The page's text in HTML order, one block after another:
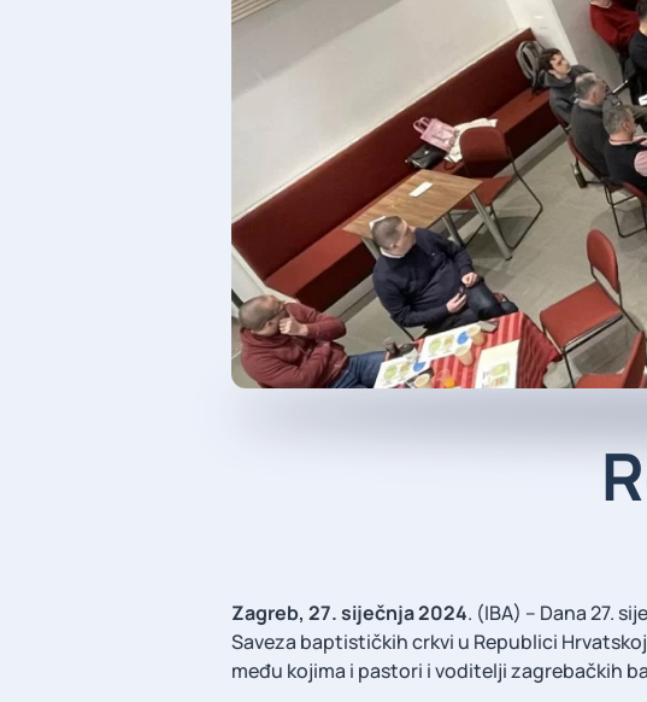
Zagreb, 27. siječnja 2024. (IBA) – Dana 27.
Saveza baptističkih crkvi u Republici
među kojima i pastori i voditelji zagrebačkih